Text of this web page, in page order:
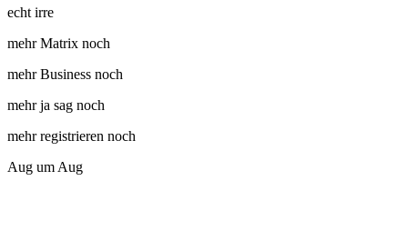
echt irre
mehr Matrix noch
mehr Business noch
mehr ja sag noch
mehr registrieren noch
Aug um Aug